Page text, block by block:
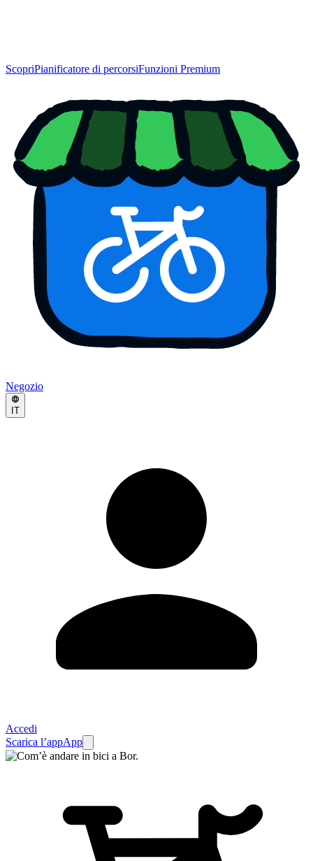
ScopriPianificatore di percorsiFunzioni Premium
Negozio
IT
Accedi
Scarica l’appApp